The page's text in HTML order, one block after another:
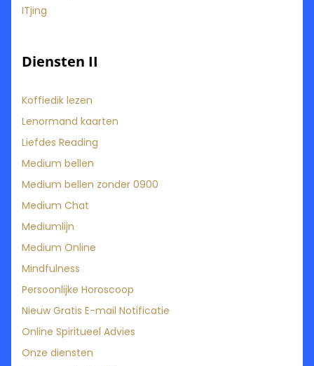
ITjing
Diensten II
Koffiedik lezen
Lenormand kaarten
Liefdes Reading
Medium bellen
Medium bellen zonder 0900
Medium Chat
Mediumlijn
Medium Online
Mindfulness
Persoonlijke Horoscoop
Nieuw Gratis E-mail Notificatie
Online Spiritueel Advies
Onze diensten